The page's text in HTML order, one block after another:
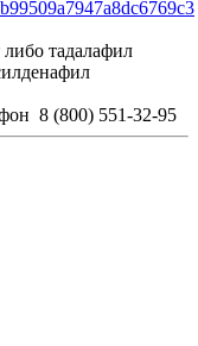
тадалафил
8 (800) 551-32-95